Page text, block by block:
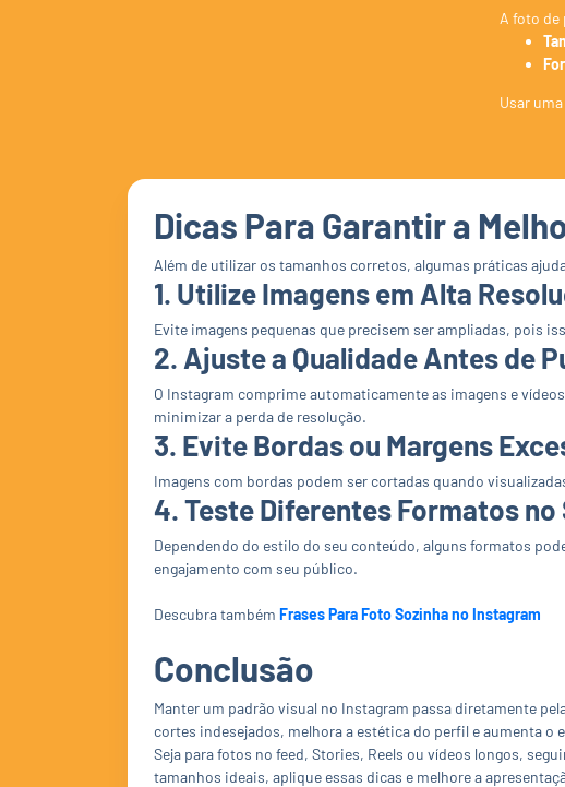
A foto de
Usar
Dicas Para Garantir a
Além de utilizar os tamanhos corretos, algumas práticas
1. Utilize Imagens em Alta
Evite imagens pequenas que precisem ser ampliadas, pois
2. Ajuste a Qualidade Antes de
O Instagram comprime automaticamente as imagens e
minimizar a perda de resolução.
3. Evite Bordas ou Margens
Imagens com bordas podem ser cortadas quando
4. Teste Diferentes Formatos no
Dependendo do estilo do seu conteúdo, alguns formatos
engajamento com seu público.
Descubra também Frases Para Foto Sozinha no Instagram
Conclusão
Manter um padrão visual no Instagram passa diretamente
cortes indesejados, melhora a estética do perfil e aumenta o
Seja para fotos no feed, Stories, Reels ou vídeos longos,
tamanhos ideais, aplique essas dicas e melhore a